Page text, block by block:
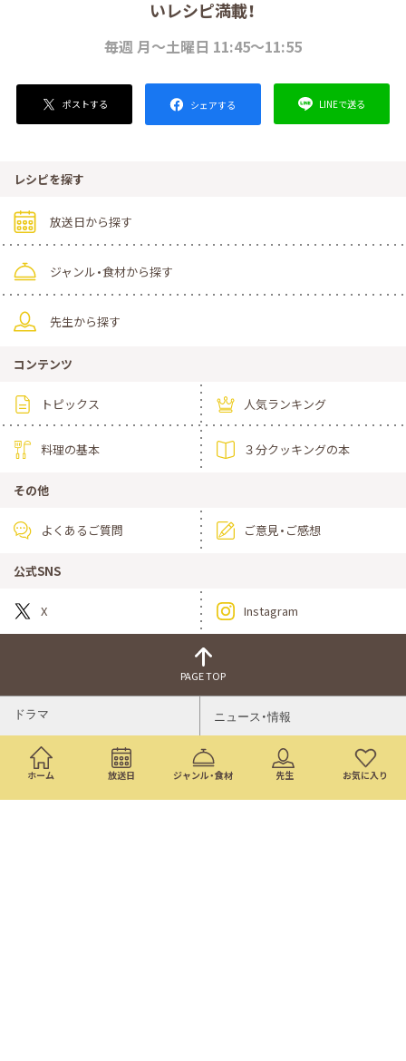
ホーム 放送日 ジャンル・食材 先生 お気に入り
いレシピ満載！
毎週 月～土曜日 11:45～11:55
ポストする シェアする LINEで送る
レシピを探す
放送日から探す
ジャンル・食材から探す
先生から探す
コンテンツ
トピックス 人気ランキング
料理の基本 ３分クッキングの本
その他
よくあるご質問 ご意見・ご感想
公式SNS
X Instagram
PAGE TOP
ドラマ ニュース・情報
バラエティ・音楽 映画